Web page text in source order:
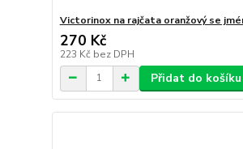
Victorinox na rajčata oranžový se
270 Kč
223 Kč bez DPH
Přidat do košíku